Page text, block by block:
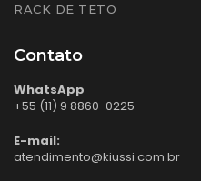
RACK DE TETO
Contato
WhatsApp
+55 (11) 9 8860-0225
E-mail:
atendimento@kiussi.com.br